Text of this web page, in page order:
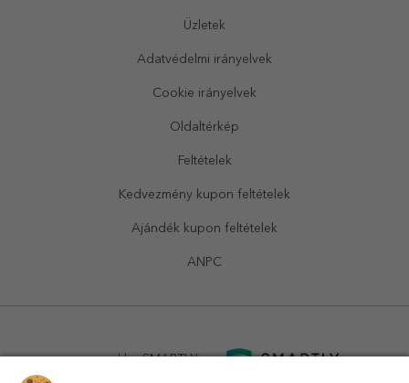
Üzletek
Adatvédelmi irányelvek
Cookie irányelvek
Oldaltérkép
Feltételek
Kedvezmény kupon feltételek
Ajándék kupon feltételek
ANPC
powered bySMARTLY.ro